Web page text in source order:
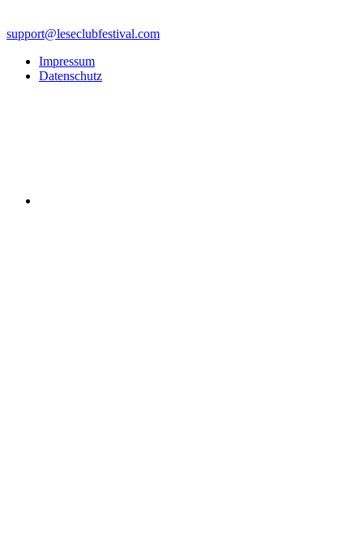
support@leseclubfestival.com
Impressum
Datenschutz